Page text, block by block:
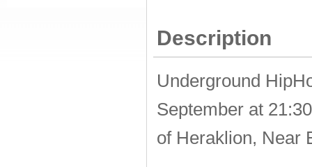
Description
Underground
September at
of Heraklion, Near